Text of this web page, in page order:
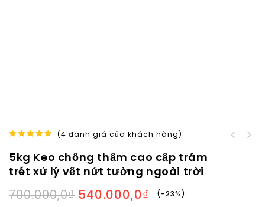
5
(4 đánh giá của khách hàng)
5kg Keo chống thấm cao cấp trám
trét xử lý vết nứt tường ngoài trời
-23%
700.000,0₫ 540.000,0₫